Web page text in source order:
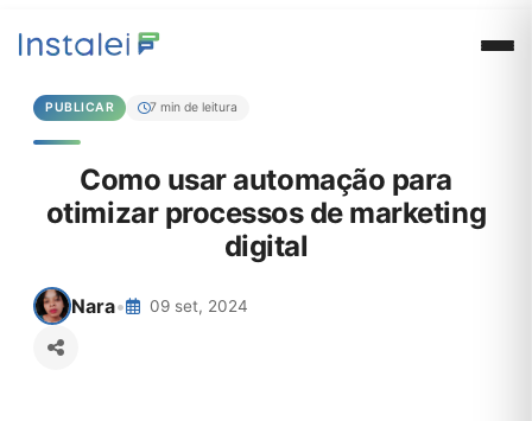
PUBLICAR 7 min de leitura
Como usar automação para
otimizar processos de marketing
digital
Nara• 09 set, 2024